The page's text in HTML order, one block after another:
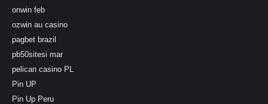
onwin feb
ozwin au casino
pagbet brazil
pb50sitesi mar
pelican casino PL
Pin UP
Pin Up Peru